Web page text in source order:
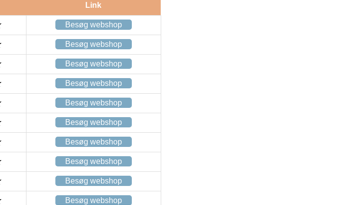
Link
Besøg webshop
Besøg webshop
Besøg webshop
Besøg webshop
Besøg webshop
Besøg webshop
Besøg webshop
Besøg webshop
Besøg webshop
Besøg webshop